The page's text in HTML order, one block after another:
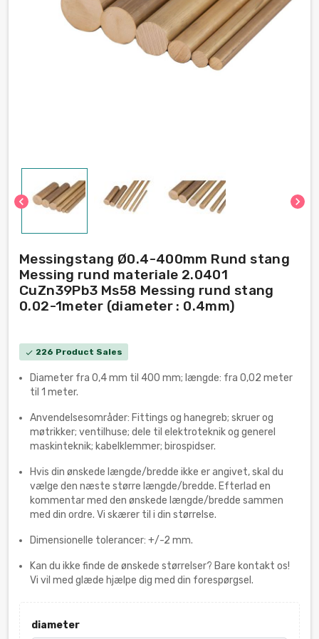
chevron_left chevron_right
Messingstang Ø0.4-400mm Rund stang
Messing rund materiale 2.0401
CuZn39Pb3 Ms58 Messing rund stang
0.02-1meter (diameter : 0.4mm)
check 226 Product Sales
Diameter fra 0,4 mm til 400 mm; længde: fra 0,02 meter
til 1 meter.
Anvendelsesområder: Fittings og hanegreb; skruer og
møtrikker; ventilhuse; dele til elektroteknik og generel
maskinteknik; kabelklemmer; birospidser.
Hvis din ønskede længde/bredde ikke er angivet, skal du
vælge den næste større længde/bredde. Efterlad en
kommentar med den ønskede længde/bredde sammen
med din ordre. Vi skærer til i din størrelse.
Dimensionelle tolerancer: +/-2 mm.
Kan du ikke finde de ønskede størrelser? Bare kontakt os!
Vi vil med glæde hjælpe dig med din forespørgsel.
diameter